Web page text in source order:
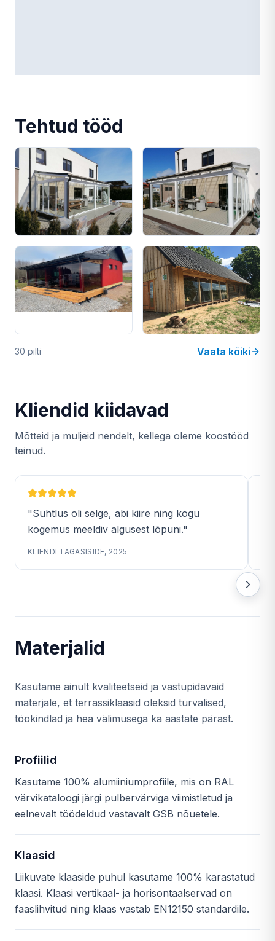
Tehtud tööd
30 pilti Vaata kõiki
Kliendid kiidavad
Mõtteid ja muljeid nendelt, kellega oleme koostööd
teinud.
"Suhtlus oli selge, abi kiire ning kogu
kogemus meeldiv algusest lõpuni."
KLIENDI TAGASISIDE, 2025
Materjalid
Kasutame ainult kvaliteetseid ja vastupidavaid
materjale, et terrassiklaasid oleksid turvalised,
töökindlad ja hea välimusega ka aastate pärast.
Profiilid
Kasutame 100% alumiiniumprofiile, mis on RAL
värvikataloogi järgi pulbervärviga viimistletud ja
eelnevalt töödeldud vastavalt GSB nõuetele.
Klaasid
Liikuvate klaaside puhul kasutame 100% karastatud
klaasi. Klaasi vertikaal- ja horisontaalservad on
faaslihvitud ning klaas vastab EN12150 standardile.